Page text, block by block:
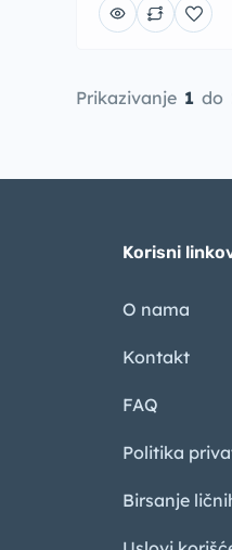
Prikazivanje 1 do
Korisni
O nama
Kontakt
FAQ
Politika
Birsanje